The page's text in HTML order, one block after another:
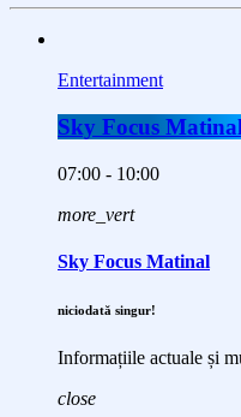
Entertainment
Sky Focus Matinal
07:00 - 10:00
more_vert
Sky Focus Matinal
niciodată singur!
Informațiile actuale și
close